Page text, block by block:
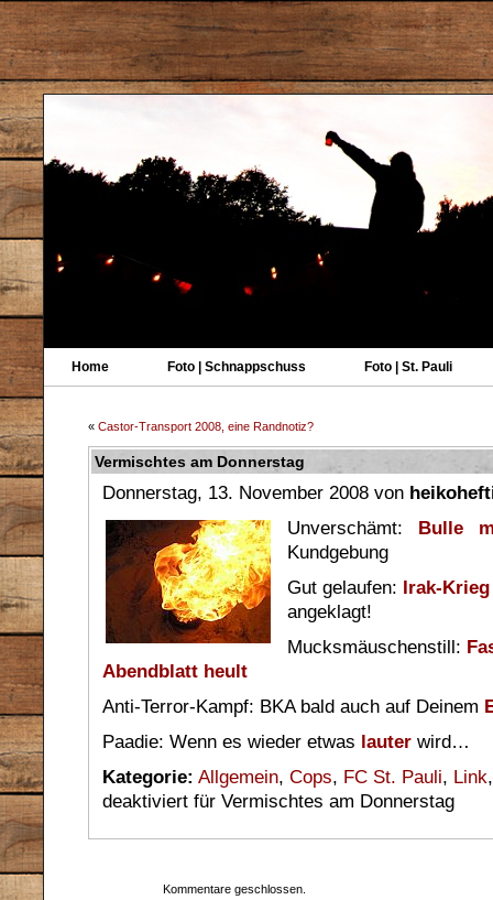
Home Foto | Schnappschuss Foto | St. Pauli
« Castor-Transport 2008, eine Randnotiz?
Vermischtes am Donnerstag
Donnerstag, 13. November 2008 von
Unverschämt: Bulle
Kundgebung
Gut gelaufen: Irak-
angeklagt!
Mucksmäuschenstill:
Abendblatt heult
Anti-Terror-Kampf: BKA bald auch auf Deinem
Paadie: Wenn es wieder etwas lauter wird…
Kategorie: Allgemein, Cops, FC St. Pauli, Link
deaktiviert für Vermischtes am Donnerstag
Kommentare geschlossen.